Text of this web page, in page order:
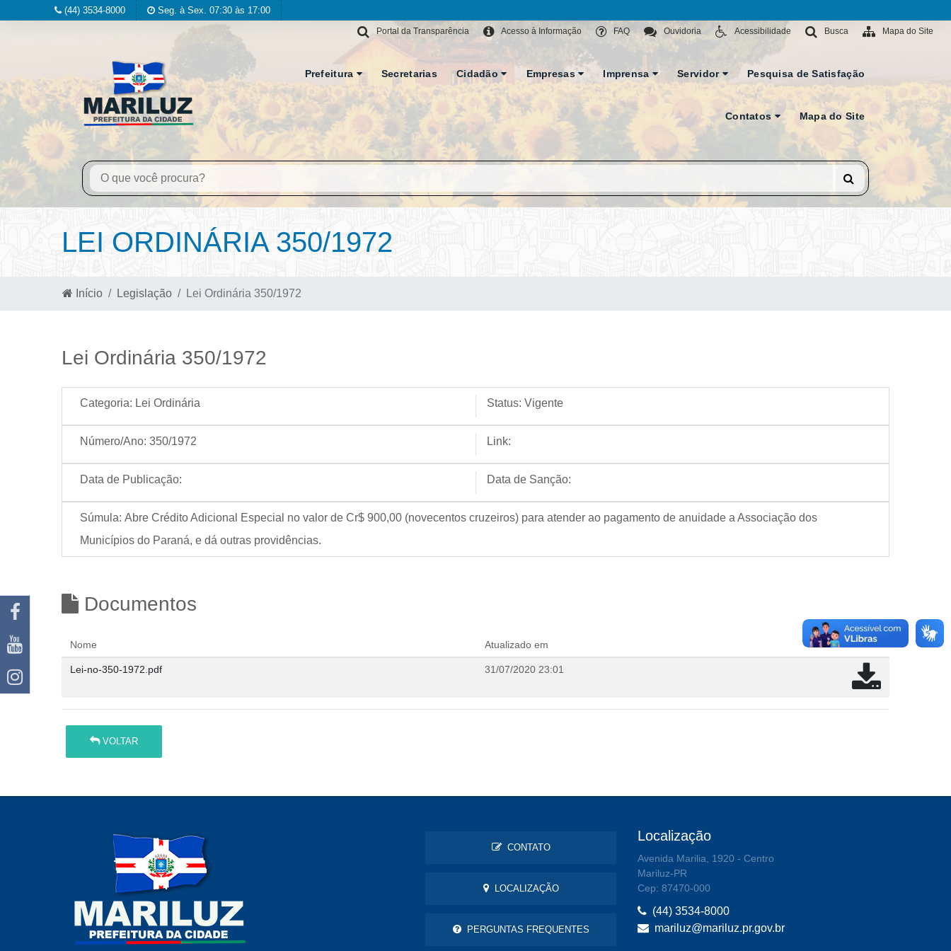
(44) 3534-8000 Seg. à Sex. 07:30 às 17:00
Mapa do Site
Busca
Acessibilidade
Ouvidoria
FAQ
Acesso à Informação
Portal da Transparência
Prefeitura Secretarias Cidadão Empresas Imprensa Servidor Pesquisa de Satisfação
Contatos Mapa do Site
LEI ORDINÁRIA 350/1972
Início Legislação Lei Ordinária 350/1972
Lei Ordinária 350/1972
Categoria: Lei Ordinária Status: Vigente
Número/Ano: 350/1972 Link:
Data de Publicação: Data de Sanção:
Súmula: Abre Crédito Adicional Especial no valor de Cr$ 900,00 (novecentos cruzeiros) para atender ao pagamento de anuidade a Associação dos
Municípios do Paraná, e dá outras providências.
Documentos
Nome Atualizado em
Lei-no-350-1972.pdf 31/07/2020 23:01
VOLTAR
CONTATO
LOCALIZAÇÃO
PERGUNTAS FREQUENTES
Localização
Avenida Marilia, 1920 - Centro
Mariluz-PR
Cep: 87470-000
(44) 3534-8000
mariluz@mariluz.pr.gov.br